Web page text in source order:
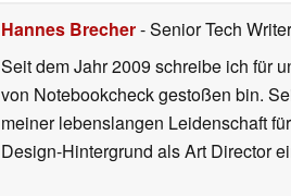
Hannes Brecher- Senior Tech
Seit dem Jahr 2009 schreibe ich für
von Notebookcheck gestoßen bin.
meiner lebenslangen Leidenschaft
Design-Hintergrund als Art Director